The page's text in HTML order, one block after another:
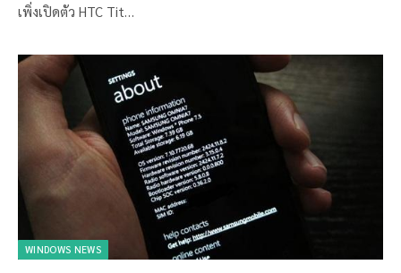
เพิ่งเปิดตัว HTC Tit…
WINDOWS NEWS